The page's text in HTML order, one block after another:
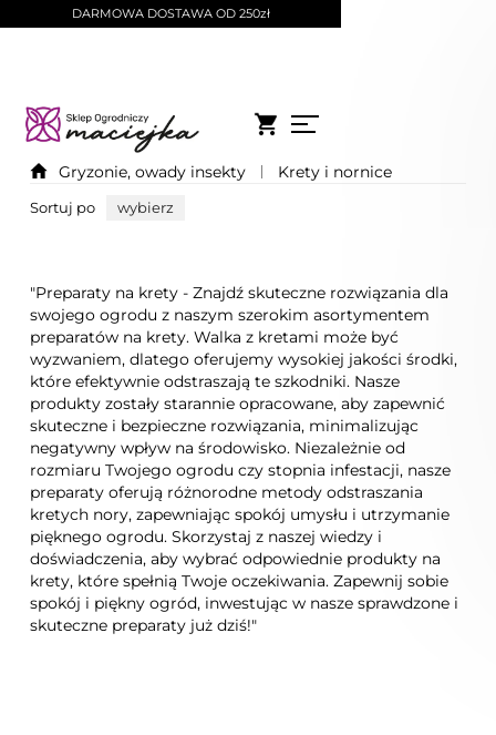
DARMOWA DOSTAWA OD 250zł
Gryzonie, owady insekty Krety i nornice
Sortuj po wybierz
"Preparaty na krety - Znajdź skuteczne rozwiązania dla
swojego ogrodu z naszym szerokim asortymentem
preparatów na krety. Walka z kretami może być
wyzwaniem, dlatego oferujemy wysokiej jakości środki,
które efektywnie odstraszają te szkodniki. Nasze
produkty zostały starannie opracowane, aby zapewnić
skuteczne i bezpieczne rozwiązania, minimalizując
negatywny wpływ na środowisko. Niezależnie od
rozmiaru Twojego ogrodu czy stopnia infestacji, nasze
preparaty oferują różnorodne metody odstraszania
kretych nory, zapewniając spokój umysłu i utrzymanie
pięknego ogrodu. Skorzystaj z naszej wiedzy i
doświadczenia, aby wybrać odpowiednie produkty na
krety, które spełnią Twoje oczekiwania. Zapewnij sobie
spokój i piękny ogród, inwestując w nasze sprawdzone i
skuteczne preparaty już dziś!"